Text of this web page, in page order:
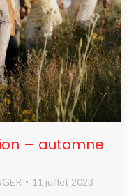
– automne
11 juillet 2023